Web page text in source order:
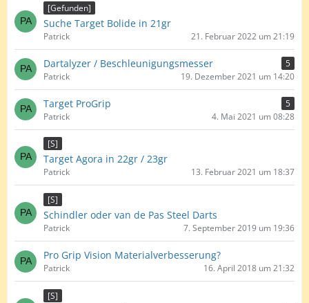
[Gefunden]
Suche Target Bolide in 21gr
Patrick 21. Februar 2022 um 21:19
Dartalyzer / Beschleunigungsmesser
5
Patrick
19. Dezember 2021 um 14:20
Target ProGrip
5
Patrick
4. Mai 2021 um 08:28
[S]
Target Agora in 22gr / 23gr
Patrick 13. Februar 2021 um 18:37
[S]
Schindler oder van de Pas Steel Darts
Patrick 7. September 2019 um 19:36
Pro Grip Vision Materialverbesserung?
Patrick 16. April 2018 um 21:32
[S]